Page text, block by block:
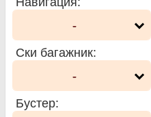
-
Ски багажник:
-
Бустер: